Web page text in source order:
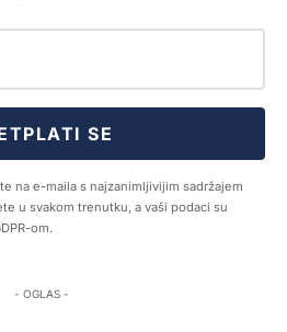
SE
na e-maila s najzanimljivijim sadržajem
u svakom trenutku, a vaši podaci su
om.
- OGLAS -